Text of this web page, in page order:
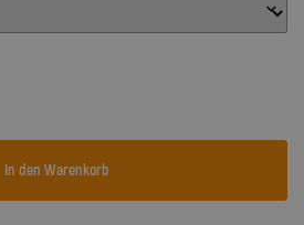
In den Warenkorb